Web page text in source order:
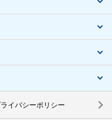
イバシーポリシー